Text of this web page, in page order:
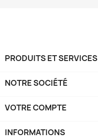
PRODUITS ET SERVICES
NOTRE SOCIÉTÉ
VOTRE COMPTE
INFORMATIONS